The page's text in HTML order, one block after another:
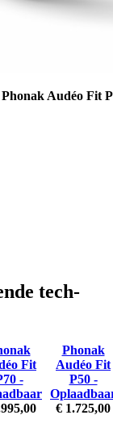
Phonak Audéo Fit
tech-
Fit
-
Phonak
Audéo Fit
P50 -
€ 1.725,00